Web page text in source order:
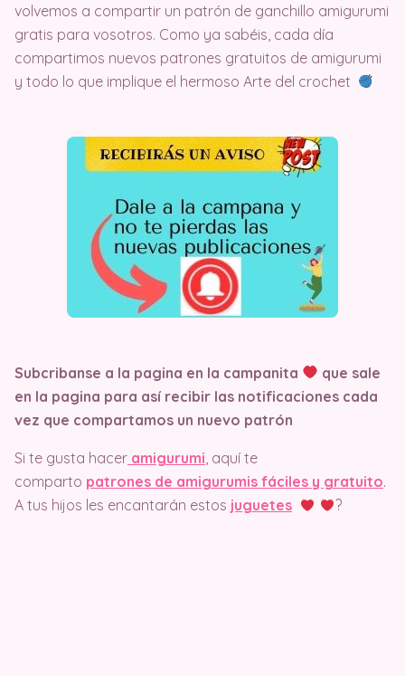
volvemos a compartir un patrón de ganchillo amigurumi
gratis para vosotros. Como ya sabéis, cada día
compartimos nuevos patrones gratuitos de amigurumi
y todo lo que implique el hermoso Arte del crochet
Subcribanse a la pagina en la campanita
que sale
en la pagina para así recibir las notificaciones cada
vez que compartamos un nuevo patrón
Si te gusta hacer amigurumi , aquí te
comparto patrones de amigurumis fáciles y gratuito.
A tus hijos les encantarán estos juguetes ?